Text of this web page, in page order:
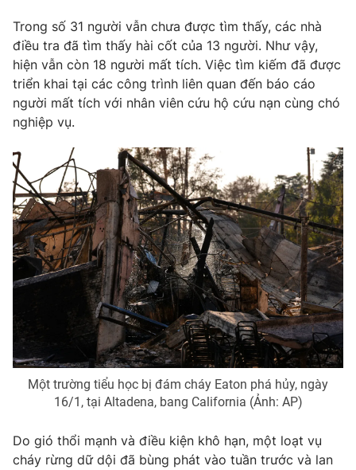
thuận bằng văn bản. Ghi rõ nguồn VTV.vn khi phát hành lại
thông tin từ website này.
Trong số 31 người vẫn chưa được tìm thấy, các nhà
điều tra đã tìm thấy hài cốt của 13 người. Như vậy,
hiện vẫn còn 18 người mất tích. Việc tìm kiếm đã được
triển khai tại các công trình liên quan đến báo cáo
người mất tích với nhân viên cứu hộ cứu nạn cùng chó
nghiệp vụ.
Một trường tiểu học bị đám cháy Eaton phá hủy, ngày
16/1, tại Altadena, bang California (Ảnh: AP)
Do gió thổi mạnh và điều kiện khô hạn, một loạt vụ
cháy rừng dữ dội đã bùng phát vào tuần trước và lan